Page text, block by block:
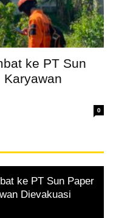
ke PT Sun
Karyawan
0
ke PT Sun Paper
Dievakuasi